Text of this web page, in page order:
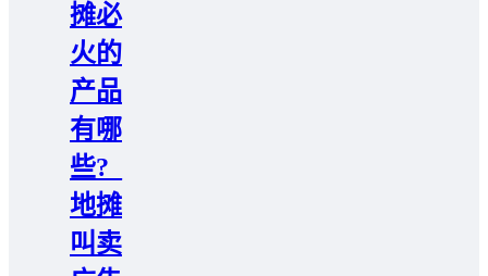
摊必
火的
产品
有哪
些?_
地摊
叫卖